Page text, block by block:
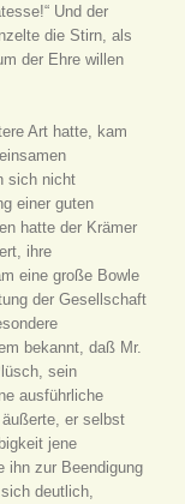
Und der
die Stirn, als
der Ehre willen
Art hatte, kam
sich nicht
einer guten
hatte der Krämer
ihre
eine große Bowle
der Gesellschaft
bekannt, daß Mr.
sein
ausführliche
er selbst
jene
ihn zur Beendigung
deutlich,